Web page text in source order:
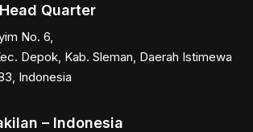
Quarter
No. 6,
Depok, Kab. Sleman, Daerah Istimewa
Indonesia
– Indonesia